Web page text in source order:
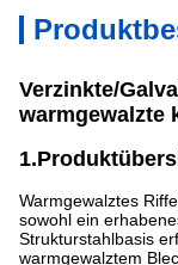
Verzinkte/
warmgewalzte
Warmgewalztes
sowohl ein
Strukturstahlbasis
warmgewalztem